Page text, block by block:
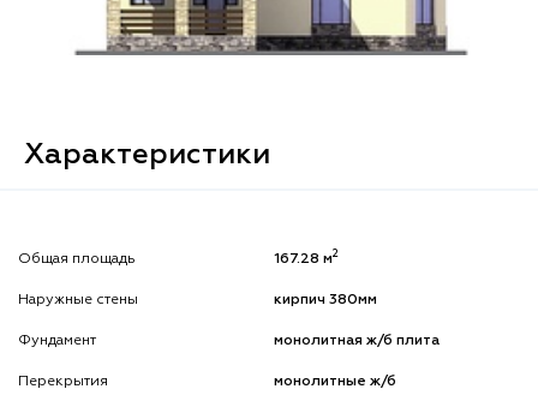
Характеристики
Общая площадь 167.28 м2
Наружные стены кирпич 380мм
Фундамент монолитная ж/б плита
Перекрытия монолитные ж/б